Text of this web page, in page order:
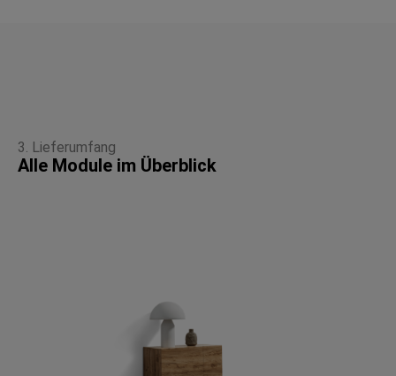
3. Lieferumfang
Alle Module im Überblick